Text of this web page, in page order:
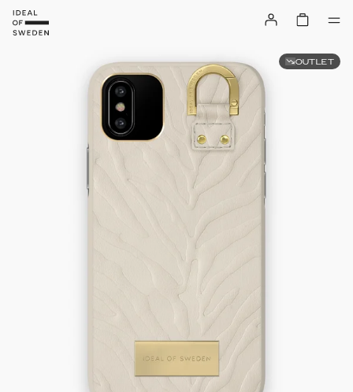
OUTLET